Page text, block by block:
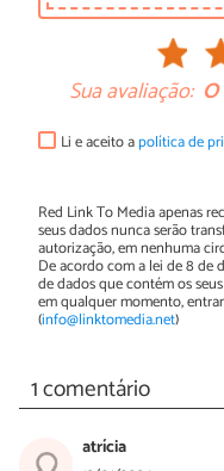
Sua avaliação:
Li e aceito apolítica de
Red Link To Media apenas
seus dados nunca serão
autorização, em nenhuma
De acordo com a lei de 8 de
de dados que contém os
em qualquer momento,
(info@linktomedia.net)
1 comentário
atrícia